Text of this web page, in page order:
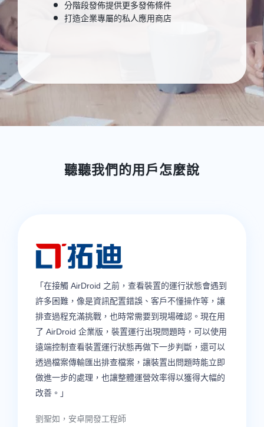
分階段發佈提供更多發佈條件
打造企業專屬的私人應用商店
聽聽我們的用戶怎麼說
常地帶著裝置在全國各處移動。使用 AirDroid
Business 讓我們能從總辦公室直接監看和管理我們布
建在裝置上的應用程式。現在我們布建應用程式更輕
鬆且更快速。」
Tiledi Kekana, 總監
Esoftware Solutions, 南非
經過 1000 多台裝置的測試，可以驗證是
個適用於安卓裝置的出色遠端工具！
「我們可以隨時連線到我們的任何裝置。一旦裝置連
線到網路，我們就可以完整操控。它使我們能夠在其
他國家、地區設定裝置而不會有地理上的限制。」
客服部門負責人
評論來源: G2.com, Inc
「在接觸 AirDroid 之前，查看裝置的運行狀態會遇到
許多困難，像是資訊配置錯誤、客戶不懂操作等，讓
排查過程充滿挑戰，也時常需要到現場確認。現在用
了 AirDroid 企業版，裝置運行出現問題時，可以使用
遠端控制查看裝置運行狀態再做下一步判斷，還可以
透過檔案傳輸匯出排查檔案，讓裝置出問題時能立即
做進一步的處理，也讓整體運營效率得以獲得大幅的
改善。」
劉聖如，安卓開發工程師
「AirDroid Business 讓我們不論距離有多遠，都能直
接遠端控制及同時管理數千台裝置--是個很棒的遠端
安卓裝置管理工具！功能與部署操作簡單易懂，我們
的主要顧客和合作夥伴也都很滿意。」
Stephane Valcauda, 執行長
常地帶著裝置在全國各處移動。使用 AirDroid
Business 讓我們能從總辦公室直接監看和管理我們布
建在裝置上的應用程式。現在我們布建應用程式更輕
鬆且更快速。」
Tiledi Kekana, 總監
Esoftware Solutions, 南非
經過 1000 多台裝置的測試，可以驗證是
個適用於安卓裝置的出色遠端工具！
「我們可以隨時連線到我們的任何裝置。一旦裝置連
線到網路，我們就可以完整操控。它使我們能夠在其
他國家、地區設定裝置而不會有地理上的限制。」
客服部門負責人
評論來源: G2.com, Inc